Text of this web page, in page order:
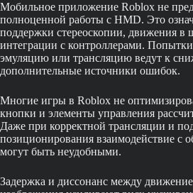
Мобильное приложение Roblox не
полноценной работы с HMD. Это
поддержки стереоскопии, движения в
интеграции с контроллерами. Попытки
эмуляцию или трансляцию ведут к
дополнительные источники ошибок.
Многие игры в Roblox не
кнопки и элементы управления
Даже при корректной трансляции и
позиционирования взаимодействие с
могут быть неудобными.
Задержка и диссонанс между